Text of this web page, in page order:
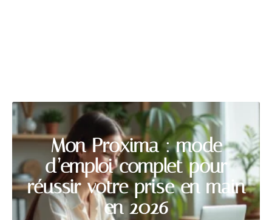
Mon Proxima : mode
d’emploi complet pour
réussir votre prise en main
en 2026